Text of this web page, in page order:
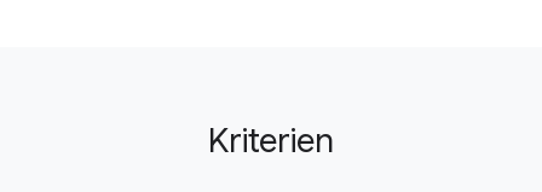
Kriterien